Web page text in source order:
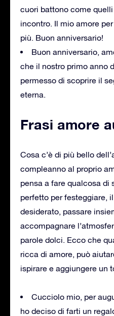
cuori battono come
incontro. Il mio amore
più. Buon anniversario!
Buon anniversario,
che il nostro primo anno
permesso di scoprire il
eterna.
Frasi amore
Cosa c’è di più bello
compleanno al proprio
pensa a fare qualcosa di
perfetto per festeggiare,
desiderato, passare
accompagnare
parole dolci. Ecco che
ricca di amore, può
ispirare e aggiungere un
Cucciolo mio, per
ho deciso di farti un